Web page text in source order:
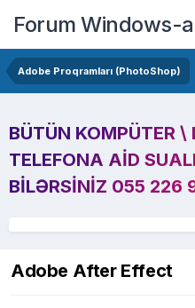
Forum Windows-
Adobe Proqramları (PhotoShop)
BÜTÜN KOMPÜTER
TELEFONA AID
BILƏRSINIZ 055 226
Adobe After Effect